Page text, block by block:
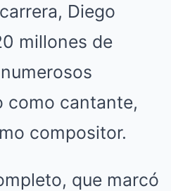
Diego
millones de
como cantante,
compositor.
que marcó